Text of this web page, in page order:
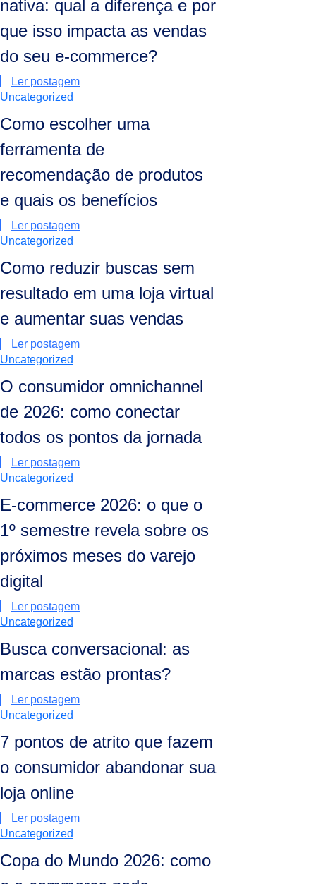
nativa: qual a diferença e por
que isso impacta as vendas
do seu e-commerce?
Ler postagem
Uncategorized
Como escolher uma
ferramenta de
recomendação de produtos
e quais os benefícios
Ler postagem
Uncategorized
Como reduzir buscas sem
resultado em uma loja virtual
e aumentar suas vendas
Ler postagem
Uncategorized
O consumidor omnichannel
de 2026: como conectar
todos os pontos da jornada
Ler postagem
Uncategorized
E-commerce 2026: o que o
1º semestre revela sobre os
próximos meses do varejo
digital
Ler postagem
Uncategorized
Busca conversacional: as
marcas estão prontas?
Ler postagem
Uncategorized
7 pontos de atrito que fazem
o consumidor abandonar sua
loja online
Ler postagem
Uncategorized
Copa do Mundo 2026: como